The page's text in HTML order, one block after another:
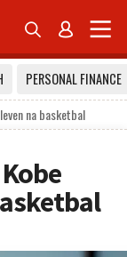
 
PERSONAL FINANCE
na basketbal